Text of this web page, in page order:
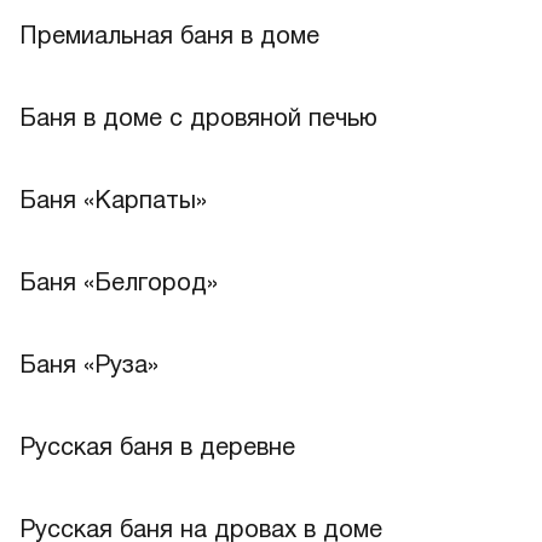
Лучшее
Премиальная баня в доме
Баня в доме с дровяной печью
Лучшее
Баня «Карпаты»
Баня «Белгород»
Баня «Руза»
Русская баня в деревне
Русская баня на дровах в доме